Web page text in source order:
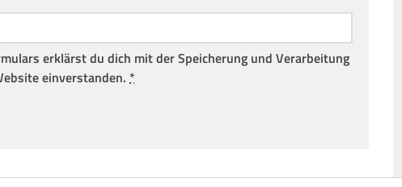
erklärst du dich mit der Speicherung und Verarbeitung
einverstanden. *